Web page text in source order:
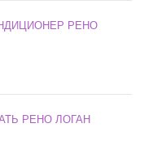
РЕНО
РЕНО ЛОГАН